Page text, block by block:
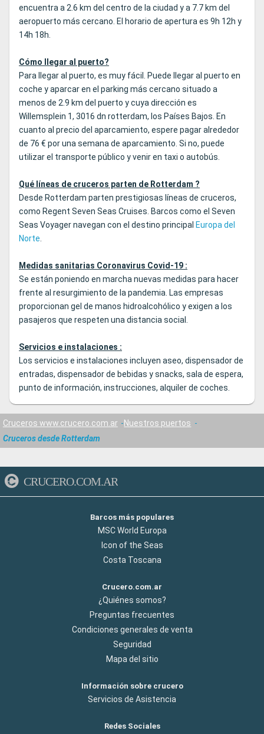
encuentra a 2.6 km del centro de la ciudad y a 7.7 km del
aeropuerto más cercano. El horario de apertura es 9h 12h y
14h 18h.
Cómo llegar al puerto?
Para llegar al puerto, es muy fácil. Puede llegar al puerto en
coche y aparcar en el parking más cercano situado a
menos de 2.9 km del puerto y cuya dirección es
Willemsplein 1, 3016 dn rotterdam, los Países Bajos. En
cuanto al precio del aparcamiento, espere pagar alrededor
de 76 € por una semana de aparcamiento. Si no, puede
utilizar el transporte público y venir en taxi o autobús.
Qué líneas de cruceros parten de Rotterdam ?
Desde Rotterdam parten prestigiosas líneas de cruceros,
como Regent Seven Seas Cruises. Barcos como el Seven
Seas Voyager navegan con el destino principal Europa del
Norte
Medidas sanitarias Coronavirus Covid-19 :
Se están poniendo en marcha nuevas medidas para hacer
frente al resurgimiento de la pandemia. Las empresas
proporcionan gel de manos hidroalcohólico y exigen a los
pasajeros que respeten una distancia social.
Servicios e instalaciones :
Los servicios e instalaciones incluyen aseo, dispensador de
entradas, dispensador de bebidas y snacks, sala de espera,
punto de información, instrucciones, alquiler de coches.
Cruceros www.crucero.com.ar
Nuestros puertos
Cruceros desde Rotterdam
CRUCERO.COM.AR
Barcos más populares
MSC World Europa
Icon of the Seas
Costa Toscana
Crucero.com.ar
¿Quiénes somos?
Preguntas frecuentes
Condiciones generales de venta
Seguridad
Mapa del sitio
Información sobre crucero
Servicios de Asistencia
Redes Sociales